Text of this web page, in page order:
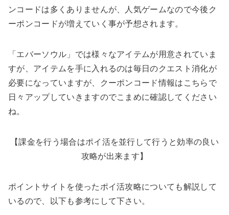
ンコードは多くありませんが、人気ゲームなので今後ク
ーポンコードが増えていく事が予想されます。
「エバーソウル」では様々なアイテムが用意されていま
すが、アイテムを手に入れるのは毎日のクエスト消化が
必要になっていますが、クーポンコード情報はこちらで
日々アップしていきますのでこまめに確認してください
ね。
【課金を行う場合はポイ活を並行して行うと効率の良い
攻略が出来ます】
ポイントサイトを使ったポイ活攻略についても解説して
いるので、以下も参考にして下さい。